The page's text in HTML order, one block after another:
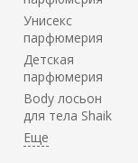
Унисекс
парфюмерия
Детская
парфюмерия
Body лосьон
для тела Shaik